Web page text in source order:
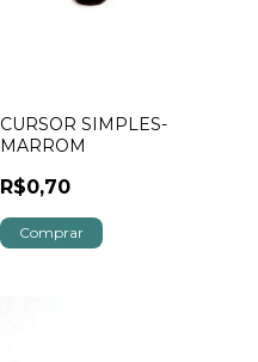
CURSOR SIMPLES-
MARROM
R$0,70